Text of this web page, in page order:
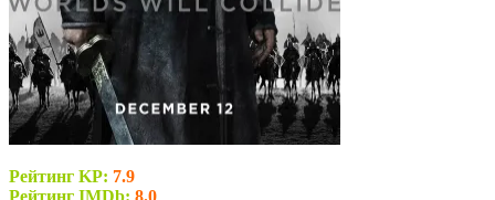
Рейтинг KP: 7.9
Рейтинг IMDb: 8.0